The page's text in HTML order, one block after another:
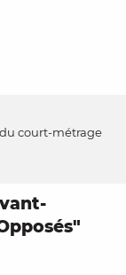
court-métrage